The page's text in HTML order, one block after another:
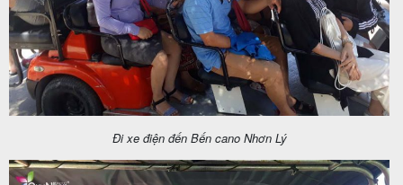
Đi xe điện đến Bến cano Nhơn Lý